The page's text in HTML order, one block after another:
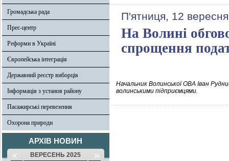
Громадська рада
Прес-центр
Реформи в Україні
Європейська інтеграція
Державний реєстр виборців
Інформація з установ району
Пасажирські перевезення
Охорона природи
АРХІВ НОВИН
« ВЕРЕСЕНЬ 2025 »
П'ятниця, 12
На Волині
спрощення
Начальник Волинської ОВА Іван
волинськими підприємцями.